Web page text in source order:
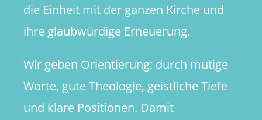
die Einheit mit der ganzen Kirche und
ihre glaubwürdige Erneuerung.
Wir geben Orientierung: durch mutige
Worte, gute Theologie, geistliche Tiefe
und klare Positionen. Damit